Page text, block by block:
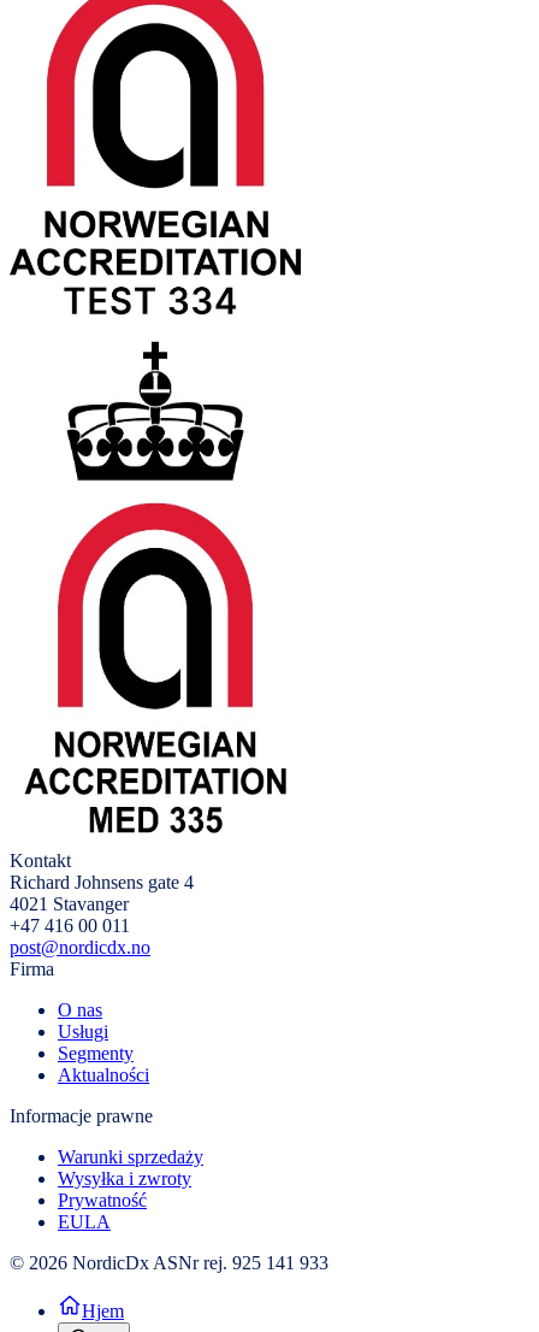
Kontakt
Richard Johnsens gate 4
4021 Stavanger
+47 416 00 011
post@nordicdx.no
Firma
O nas
Usługi
Segmenty
Aktualności
Informacje prawne
Warunki sprzedaży
Wysyłka i zwroty
Prywatność
EULA
© 2026 NordicDx ASNr rej. 925 141 933
Hjem